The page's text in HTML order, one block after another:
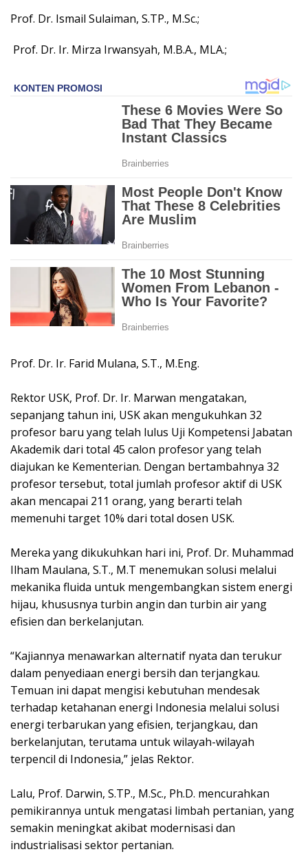
Prof. Dr. Ismail Sulaiman, S.TP., M.Sc.;
Prof. Dr. Ir. Mirza Irwansyah, M.B.A., MLA.;
Prof. Dr. Ir. Farid Mulana, S.T., M.Eng.
Rektor USK, Prof. Dr. Ir. Marwan mengatakan,
sepanjang tahun ini, USK akan mengukuhkan 32
profesor baru yang telah lulus Uji Kompetensi Jabatan
Akademik dari total 45 calon profesor yang telah
diajukan ke Kementerian. Dengan bertambahnya 32
profesor tersebut, total jumlah profesor aktif di USK
akan mencapai 211 orang, yang berarti telah
memenuhi target 10% dari total dosen USK.
Mereka yang dikukuhkan hari ini, Prof. Dr. Muhammad
Ilham Maulana, S.T., M.T menemukan solusi melalui
mekanika fluida untuk mengembangkan sistem energi
hijau, khususnya turbin angin dan turbin air yang
efisien dan berkelanjutan.
“Kajiannya menawarkan alternatif nyata dan terukur
dalam penyediaan energi bersih dan terjangkau.
Temuan ini dapat mengisi kebutuhan mendesak
terhadap ketahanan energi Indonesia melalui solusi
energi terbarukan yang efisien, terjangkau, dan
berkelanjutan, terutama untuk wilayah-wilayah
terpencil di Indonesia,” jelas Rektor.
Lalu, Prof. Darwin, S.TP., M.Sc., Ph.D. mencurahkan
pemikirannya untuk mengatasi limbah pertanian, yang
semakin meningkat akibat modernisasi dan
industrialisasi sektor pertanian.